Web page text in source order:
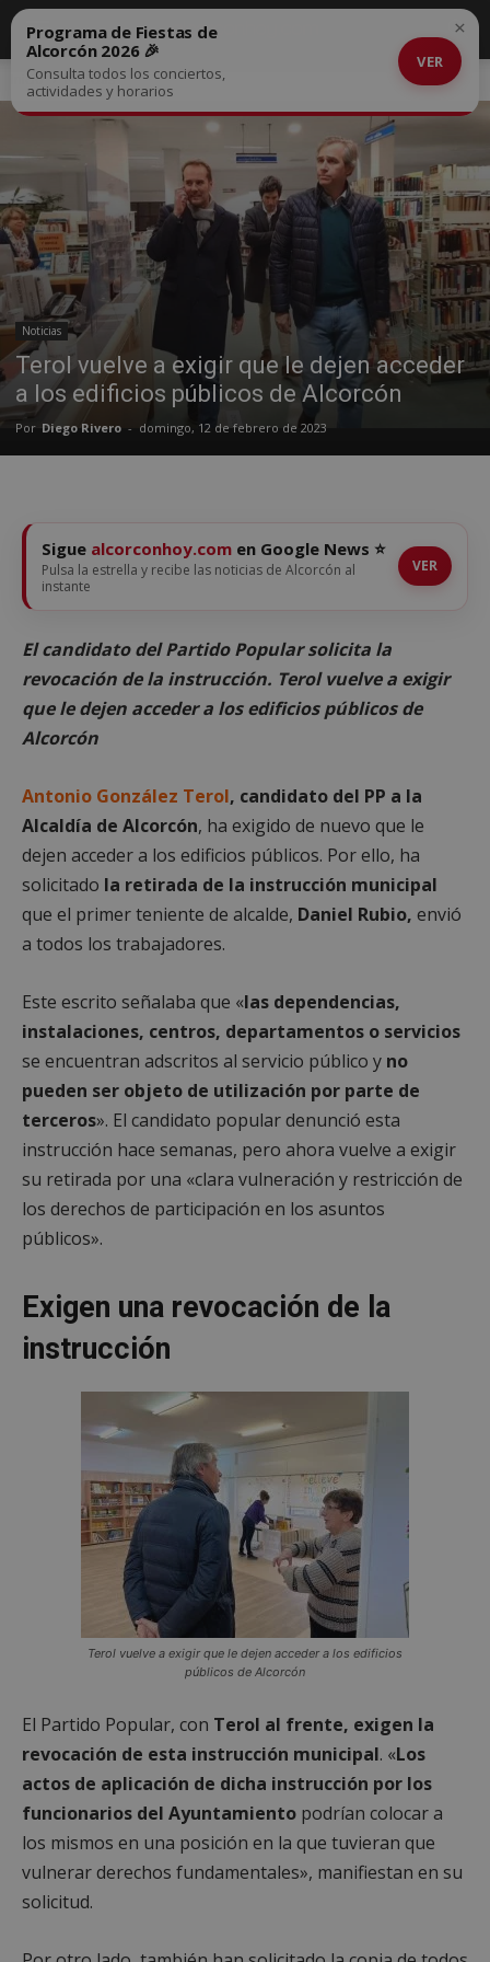
Inicio Noticias
Noticias
Terol vuelve a exigir que le dejen acceder
a los edificios públicos de Alcorcón
Por Diego Rivero - domingo, 12 de febrero de 2023
Programa de Fiestas de
Alcorcón 2026 🎉
Consulta todos los conciertos,
actividades y horarios
VER
×
Sigue alcorconhoy.com en Google News ⭐
Pulsa la estrella y recibe las noticias de Alcorcón al
instante
VER
El candidato del Partido Popular solicita la
revocación de la instrucción. Terol vuelve a exigir
que le dejen acceder a los edificios públicos de
Alcorcón
Antonio González Terol, candidato del PP a la
Alcaldía de Alcorcón, ha exigido de nuevo que le
dejen acceder a los edificios públicos. Por ello, ha
solicitado la retirada de la instrucción municipal
que el primer teniente de alcalde, Daniel Rubio, envió
a todos los trabajadores.
Este escrito señalaba que «las dependencias,
instalaciones, centros, departamentos o servicios
se encuentran adscritos al servicio público y no
pueden ser objeto de utilización por parte de
terceros». El candidato popular denunció esta
instrucción hace semanas, pero ahora vuelve a exigir
su retirada por una «clara vulneración y restricción de
los derechos de participación en los asuntos
públicos».
Exigen una revocación de la
instrucción
Terol vuelve a exigir que le dejen acceder a los edificios
públicos de Alcorcón
El Partido Popular, con Terol al frente, exigen la
revocación de esta instrucción municipal. «Los
actos de aplicación de dicha instrucción por los
funcionarios del Ayuntamiento podrían colocar a
los mismos en una posición en la que tuvieran que
vulnerar derechos fundamentales», manifiestan en su
solicitud.